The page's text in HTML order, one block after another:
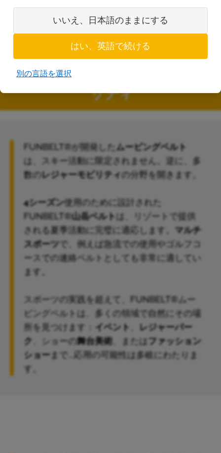
すべてのレジャーに適応したモビ
リティ
FUNBELT®が開発した ムービングベルト
は、スキー活動に限定されません。逆に、多
数のレジャーモビリティ の分野を開きます。
4シーズン使用のために設計された
FUNBELT®山岳ベルト は、リゾートで提供
される夏季活動に完璧に適応します。 マルチ
スポーツで、例えば急流での使用やゴルフコ
ースでの連絡ベルトとしても非常に適してい
ます。
スポーツの実践を超えて、FUNBELT®ムー
ビングベルトは、多くの領域で自然にその場
所を見つけます： イベント
レジャーパー
ク 、ショーの舞台美術 、または ファッション
ショー まで...応用の可能性は多岐にわたりま
す。
いいえ、日本語のままにする
はい、英語で続ける
別の言語を選択